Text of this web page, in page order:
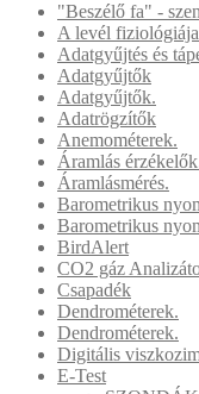
"Beszélő fa" -
A levél
Adatgyűjtés és
Adatgyűjtők
Adatgyűjtők.
Adatrögzítők
Anemométerek.
Áramlás
Áramlásmérés.
Barometrikus
Barometrikus
BirdAlert
CO2 gáz
Csapadék
Dendrométerek.
Dendrométerek.
Digitális
E-Test